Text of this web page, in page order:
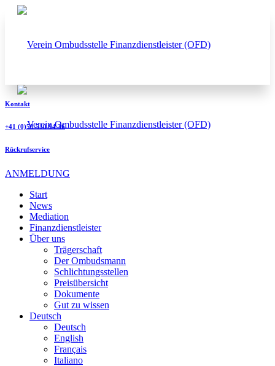
Kontakt
+41 (0)58 510 94 36
Rückrufservice
ANMELDUNG
Start
News
Mediation
Finanzdienstleister
Über uns
Trägerschaft
Der Ombudsmann
Schlichtungsstellen
Preisübersicht
Dokumente
Gut zu wissen
Deutsch
Deutsch
English
Français
Italiano